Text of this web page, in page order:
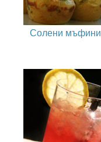
Солени мъфини